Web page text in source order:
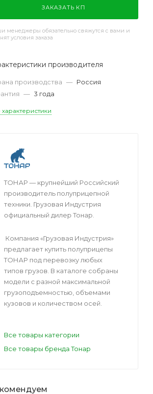
ЗАКАЗАТЬ КП
менеджеры обязательно свяжутся с вами и
условия заказа
производителя
производства — Россия
— 3 года
характеристики
ТОНАР — крупнейший Российский
производитель полуприцепной
техники. Грузовая Индустрия
официальный дилер Тонар.
Компания «Грузовая Индустрия»
предлагает купить полуприцепы
ТОНАР под перевозку любых
типов грузов. В каталоге собраны
модели с разной максимальной
грузоподъемностью, объемами
кузовов и количеством осей.
Все товары категории
Все товары бренда Тонар